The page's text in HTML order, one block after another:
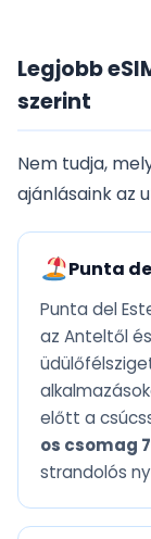
Legjobb
szerint
Nem tudja,
ajánlásaink az
Punta
Punta del
az Anteltől
előtt a
os csomag
strandolós